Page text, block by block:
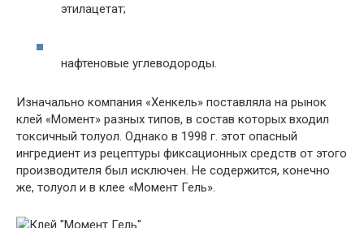
этилацетат;
нафтеновые углеводороды.
Изначально компания «Хенкель» поставляла на рынок
клей «Момент» разных типов, в состав которых входил
токсичный толуол. Однако в 1998 г. этот опасный
ингредиент из рецептуры фиксационных средств от этого
производителя был исключен. Не содержится, конечно
же, толуол и в клее «Момент Гель».